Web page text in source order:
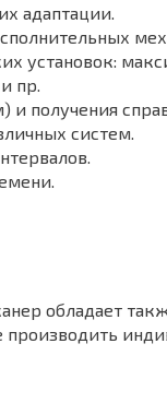
адаптации.
установок:
пр.
и получения
систем.
обладает